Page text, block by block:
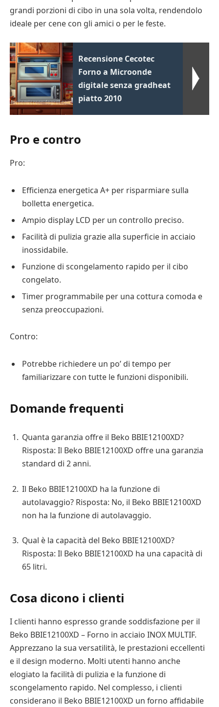
grandi porzioni di cibo in una sola volta, rendendolo
ideale per cene con gli amici o per le feste.
Recensione Cecotec
Forno a Microonde
digitale senza gradheat
piatto 2010
Pro e contro
Pro:
Efficienza energetica A+ per risparmiare sulla
bolletta energetica.
Ampio display LCD per un controllo preciso.
Facilità di pulizia grazie alla superficie in acciaio
inossidabile.
Funzione di scongelamento rapido per il cibo
congelato.
Timer programmabile per una cottura comoda e
senza preoccupazioni.
Contro:
Potrebbe richiedere un po’ di tempo per
familiarizzare con tutte le funzioni disponibili.
Domande frequenti
Quanta garanzia offre il Beko BBIE12100XD?
Risposta: Il Beko BBIE12100XD offre una garanzia
standard di 2 anni.
Il Beko BBIE12100XD ha la funzione di
autolavaggio? Risposta: No, il Beko BBIE12100XD
non ha la funzione di autolavaggio.
Qual è la capacità del Beko BBIE12100XD?
Risposta: Il Beko BBIE12100XD ha una capacità di
65 litri.
Cosa dicono i clienti
I clienti hanno espresso grande soddisfazione per il
Beko BBIE12100XD – Forno in acciaio INOX MULTIF.
Apprezzano la sua versatilità, le prestazioni eccellenti
e il design moderno. Molti utenti hanno anche
elogiato la facilità di pulizia e la funzione di
scongelamento rapido. Nel complesso, i clienti
considerano il Beko BBIE12100XD un forno affidabile